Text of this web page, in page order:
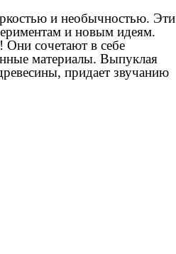
и необычностью. Эти
и новым идеям.
Они сочетают в себе
материалы. Выпуклая
придает звучанию